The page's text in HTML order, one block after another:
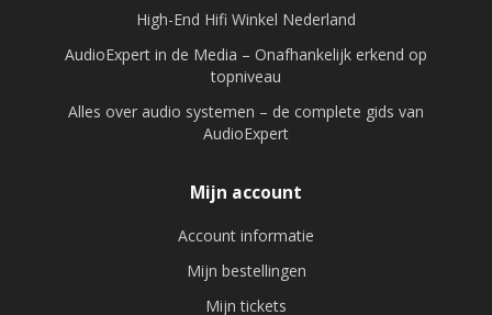
High-End Hifi Winkel Nederland
AudioExpert in de Media – Onafhankelijk erkend op
topniveau
Alles over audio systemen – de complete gids van
AudioExpert
Mijn account
Account informatie
Mijn bestellingen
Mijn tickets